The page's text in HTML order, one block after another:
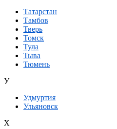
Татарстан
Тамбов
Тверь
Томск
Тула
Тыва
Тюмень
У
Удмуртия
Ульяновск
Х